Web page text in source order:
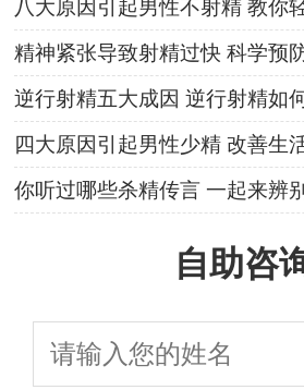
八大原因引起男性不射精 教你
精神紧张导致射精过快 科学预
逆行射精五大成因 逆行射精如
四大原因引起男性少精 改善生
你听过哪些杀精传言 一起来辨
自助咨